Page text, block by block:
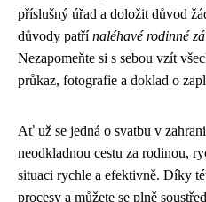
příslušný úřad a doložit důvod
důvody patřínaléhavé rodinné
Nezapomeňte si s sebou vzít
průkaz, fotografie a doklad o
Ať už se jedná o svatbu v
neodkladnou cestu za rodinou,
situaci rychle a efektivně. Díky
procesy a můžete se plně